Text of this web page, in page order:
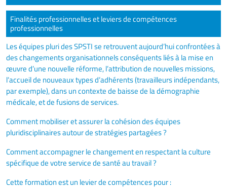
Finalités professionnelles et leviers de compétences
professionnelles
Les équipes pluri des SPSTI se retrouvent aujourd’hui confrontées à
des changements organisationnels conséquents liés à la mise en
œuvre d’une nouvelle réforme, l’attribution de nouvelles missions,
l’accueil de nouveaux types d’adhérents (travailleurs indépendants,
par exemple), dans un contexte de baisse de la démographie
médicale, et de fusions de services.
Comment mobiliser et assurer la cohésion des équipes
pluridisciplinaires autour de stratégies partagées ?
Comment accompagner le changement en respectant la culture
spécifique de votre service de santé au travail ?
Cette formation est un levier de compétences pour :